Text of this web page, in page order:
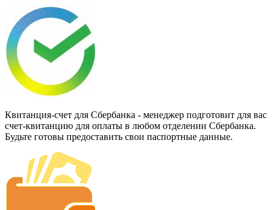
Квитанция-счет для Сбербанка - менеджер подготовит для вас
счет-квитанцию для оплаты в любом отделении Сбербанка.
Будьте готовы предоставить свои паспортные данные.